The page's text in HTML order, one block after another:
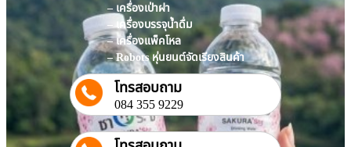
– เครื่องเป่าฝา
– เครื่องบรรจุน้ำดื่ม
– เครื่องแพ็คโหล
– Robots หุ่นยนต์จัดเรียงสินค้า
โทรสอบถาม
084 355 9229